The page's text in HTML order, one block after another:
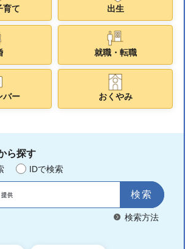
育て 出生
就職・転職
バー おくやみ
ら探す
IDで検索
検索
検索方法